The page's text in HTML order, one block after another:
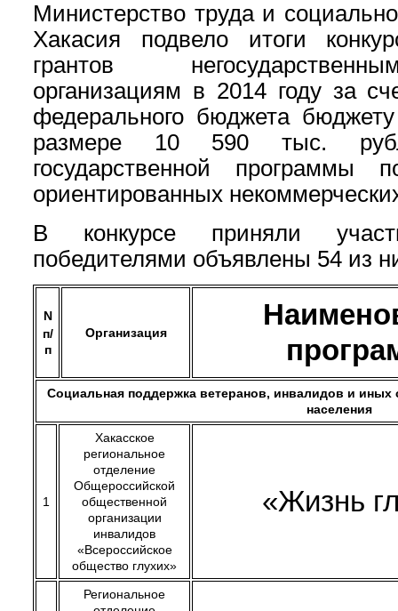
Министерство труда и
Хакасия подвело итоги
грантов
организациям в 2014 году за
федерального бюджета
размере 10 590 тыс.
государственной программы
ориентированных
В конкурсе приняли
победителями объявлены 54 из
N
п/
п
Организация
Социальная поддержка ветеранов, инвалидов и
населения
1
Хакасское
региональное
отделение
Общероссийской
общественной
организации
инвалидов
«Всероссийское
общество глухих»
«Жизнь
Региональное